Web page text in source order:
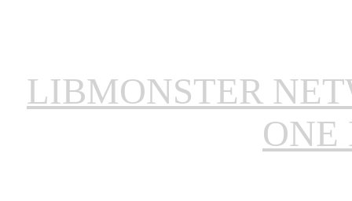
LIBMONSTER
ONE